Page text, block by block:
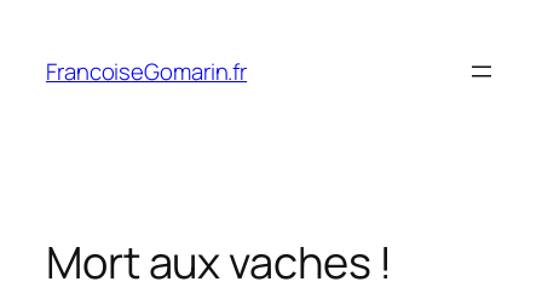
contenu
FrancoiseGomarin.fr
Mort aux vaches !